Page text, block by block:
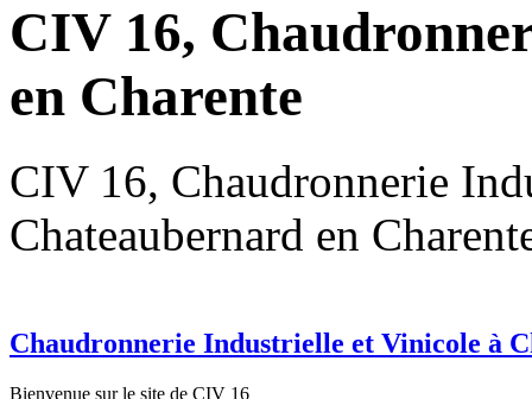
CIV 16,
en Charente
CIV 16, Chaudronnerie
Chateaubernard en
Chaudronnerie Industrielle et Vinicole à
Bienvenue sur le site de CIV 16